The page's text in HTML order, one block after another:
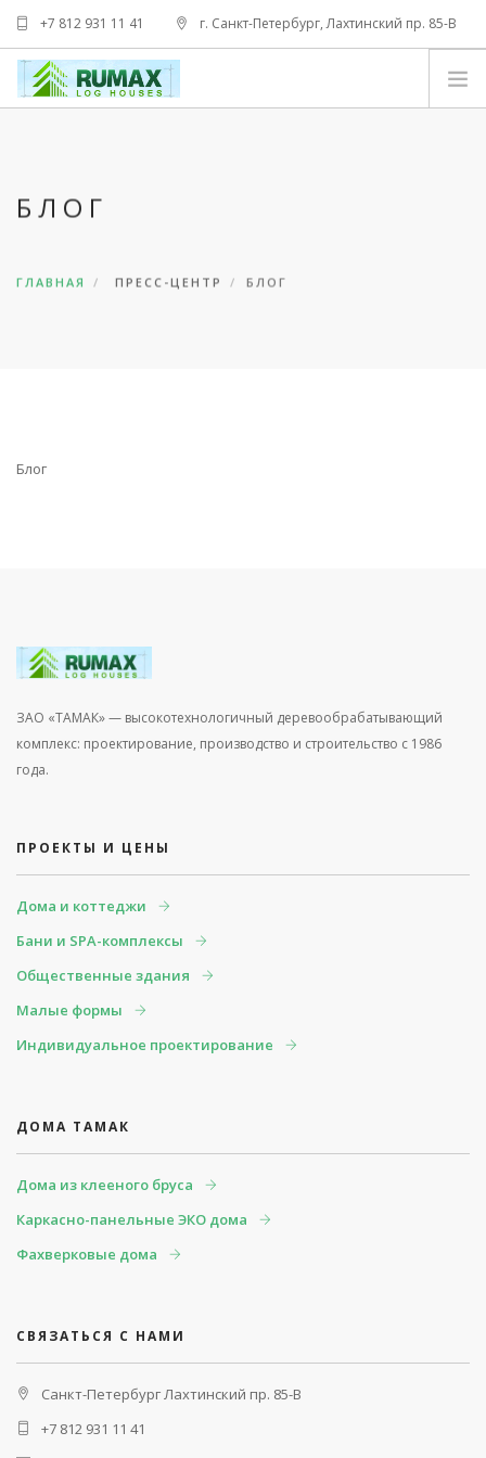
+7 812 931 11 41 г. Санкт-Петербург, Лахтинский пр. 85-В
info@tamakspb.ru
ТРЕТИЙ
ПЯТЫЙ
БЛОГ
ГЛАВНАЯ ПРЕСС-ЦЕНТР БЛОГ
Блог
ЗАО «ТАМАК» — высокотехнологичный деревообрабатывающий
комплекс: проектирование, производство и строительство с 1986
года.
ПРОЕКТЫ И ЦЕНЫ
Дома и коттеджи
Бани и SPA-комплексы
Общественные здания
Малые формы
Индивидуальное проектирование
ДОМА ТАМАК
Дома из клееного бруса
Каркасно-панельные ЭКО дома
Фахверковые дома
СВЯЗАТЬСЯ С НАМИ
Санкт-ПетербургЛахтинский пр. 85-В
+7 812 931 11 41